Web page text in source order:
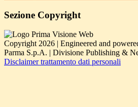
Sezione Copyright
Copyright 2026 | Engineered and
Parma S.p.A. | Divisione Publishing &
Disclaimer trattamento dati personali